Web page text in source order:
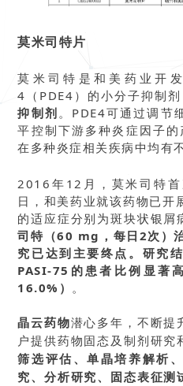
莫米司特片
莫米司特是和美药业开
4（PDE4）的小分子抑制剂
抑制剂。PDE4可通过调节
平控制下游多种炎症因子
在多种炎症相关疾病中均有
2016年12月，莫米司特
日，和美药业就该药物已
的适应症分别为斑块状银屑
司特（60 mg，每日2次）
究已达到主要终点。研究
PASI-75的患者比例显著
16.0%） 。
晶云药物潜心多年，不断提
户提供药物固态及制剂研
筛选评估、单晶培养解析
究、分析研究、固态表征测